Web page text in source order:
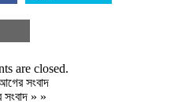
are closed.
সংবাদ
সংবাদ » »